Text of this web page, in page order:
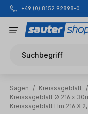
Zum Hauptinhalt
+49 (0) 8152 92898-0
Suchbegriff
Sägen / Kreissägeblatt /
Kreissägeblatt Ø 216 x
Kreissägeblatt Hm 216 X